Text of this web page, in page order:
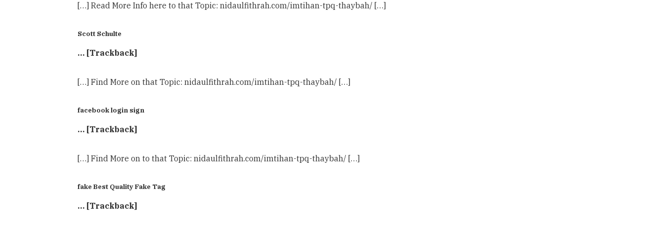
[…] Read More Info here to that Topic: nidaulfithrah.com/imtihan-tpq-thaybah/ […]
Scott Schulte
… [Trackback]
[…] Find More on that Topic: nidaulfithrah.com/imtihan-tpq-thaybah/ […]
facebook login sign
… [Trackback]
[…] Find More on to that Topic: nidaulfithrah.com/imtihan-tpq-thaybah/ […]
fake Best Quality Fake Tag
… [Trackback]